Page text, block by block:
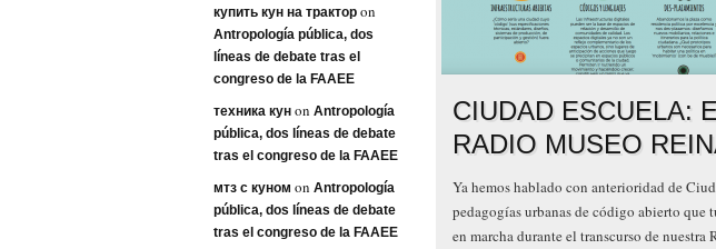
купить кун на трактор on
Antropología pública, dos
líneas de debate tras el
congreso de la FAAEE
техника кун on Antropología
pública, dos líneas de debate
tras el congreso de la FAAEE
мтз с куном on Antropología
pública, dos líneas de debate
tras el congreso de la FAAEE
CIUDAD ESCUELA:
RADIO MUSEO
Ya hemos hablado con anterioridad de
pedagogías urbanas de código abierto que
en marcha durante el transcurso de